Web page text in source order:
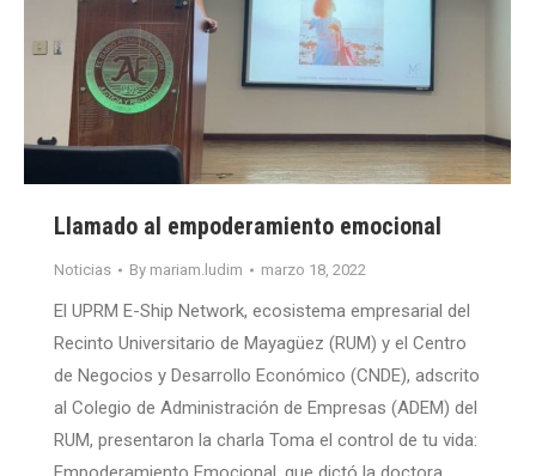
Llamado al empoderamiento emocional
Noticias By mariam.ludim marzo 18, 2022
El UPRM E-Ship Network, ecosistema empresarial del
Recinto Universitario de Mayagüez (RUM) y el Centro
de Negocios y Desarrollo Económico (CNDE), adscrito
al Colegio de Administración de Empresas (ADEM) del
RUM, presentaron la charla Toma el control de tu vida: